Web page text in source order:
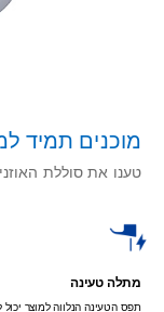
מוכנים תמיד
טענו את סוללת
מתלה טעינה
תפס הטעינה הנלווה למוצר